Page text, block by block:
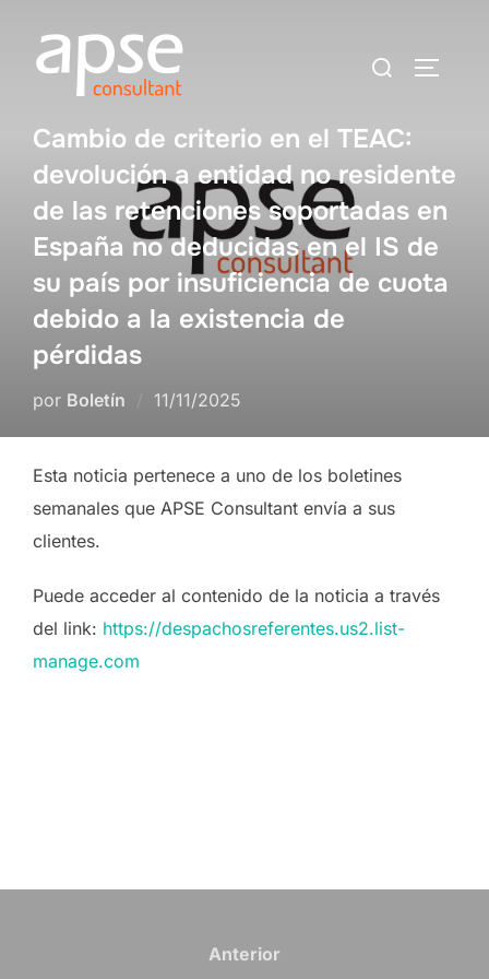
contenido
Buscar:
Cambio de criterio en el TEAC:
devolución a entidad no residente
de las retenciones soportadas en
España no deducidas en el IS de
su país por insuficiencia de cuota
debido a la existencia de
pérdidas
por Boletín
Publicado
11/11/2025
Esta noticia pertenece a uno de los boletines
semanales que APSE Consultant envía a sus
clientes.
Puede acceder al contenido de la noticia a través
del link: https://despachosreferentes.us2.list-
manage.com
Anterior
Anterior